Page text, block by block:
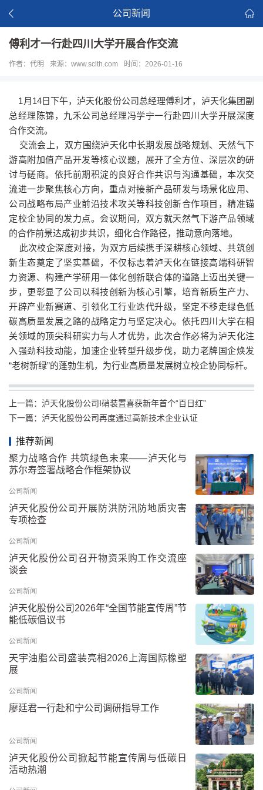
公司新闻
傅利才一行赴四川大学开展合作交流
作者：代明 来源：www.sclth.com 时间：2026-01-16
1月14日下午，泸天化股份公司总经理傅利才，泸天化集团副
总经理陈锦，九禾公司总经理冯学宁一行赴四川大学开展深度
合作交流。
交流会上，双方围绕泸天化中长期发展战略规划、天然气下
游高附加值产品开发等核心议题，展开了全方位、深层次的研
讨与磋商。依托前期积淀的良好合作共识与沟通基础，本次交
流进一步聚焦核心方向，重点对接新产品研发与场景化应用、
公司战略布局产业前沿技术攻关等科技创新合作项目，精准锚
定校企协同的发力点。会议期间，双方就天然气下游产品领域
的合作前景达成初步共识，细化合作路径，推动意向落地。
此次校企深度对接，为双方后续携手深耕核心领域、共筑创
新生态奠定了坚实基础，不仅标志着泸天化在链接高端科研智
力资源、构建产学研用一体化创新联合体的道路上迈出关键一
步，更彰显了公司以科技创新为核心引擎，培育新质生产力、
开辟产业新赛道、引领化工行业迭代升级，坚定不移走绿色低
碳高质量发展之路的战略定力与坚定决心。依托四川大学在相
关领域的顶尖科研实力与人才优势，此次合作必将为泸天化注
入强劲科技动能，加速企业转型升级步伐，助力老牌国企焕发
“老树新绿”的蓬勃生机，为行业高质量发展树立校企协同标杆。
上一篇： 泸天化股份公司I硝装置喜获新年首个“百日红”
下一篇： 泸天化股份公司再度通过高新技术企业认证
推荐新闻
聚力战略合作 共筑绿色未来——泸天化与
苏尔寿签署战略合作框架协议
公司新闻
泸天化股份公司开展防洪防汛防地质灾害
专项检查
公司新闻
泸天化股份公司召开物资采购工作交流座
谈会
公司新闻
泸天化股份公司2026年“全国节能宣传周”节
能低碳倡议书
公司新闻
天宇油脂公司盛装亮相2026上海国际橡塑
展
公司新闻
廖廷君一行赴和宁公司调研指导工作
公司新闻
泸天化股份公司掀起节能宣传周与低碳日
活动热潮